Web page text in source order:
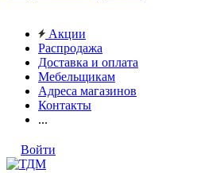
Акции
Распродажа
Доставка и оплата
Мебельщикам
Адреса магазинов
Контакты
...
Войти